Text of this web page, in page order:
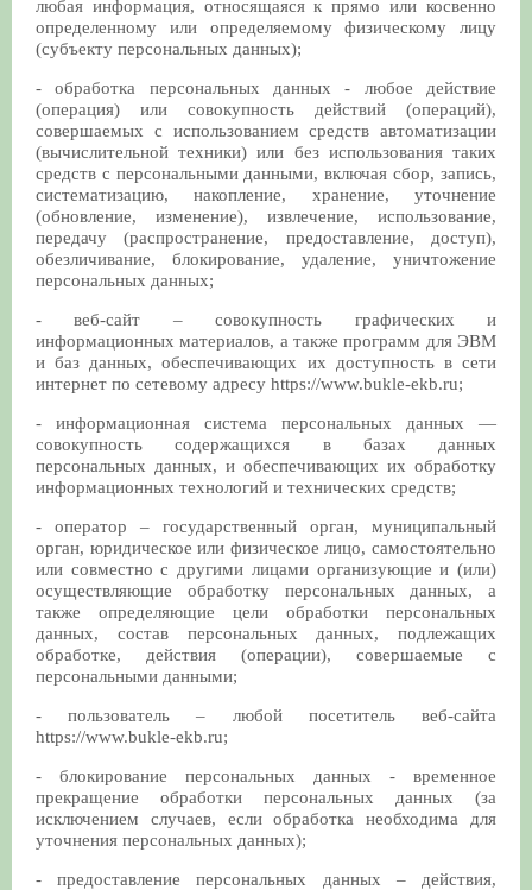
любая информация, относящаяся к прямо или косвенно
определенному или определяемому физическому лицу
(субъекту персональных данных);
- обработка персональных данных - любое действие
(операция) или совокупность действий (операций),
совершаемых с использованием средств автоматизации
(вычислительной техники) или без использования таких
средств с персональными данными, включая сбор, запись,
систематизацию, накопление, хранение, уточнение
(обновление, изменение), извлечение, использование,
передачу (распространение, предоставление, доступ),
обезличивание, блокирование, удаление, уничтожение
персональных данных;
- веб-сайт – совокупность графических и
информационных материалов, а также программ для ЭВМ
и баз данных, обеспечивающих их доступность в сети
интернет по сетевому адресу https://www.bukle-ekb.ru;
- информационная система персональных данных —
совокупность содержащихся в базах данных
персональных данных, и обеспечивающих их обработку
информационных технологий и технических средств;
- оператор – государственный орган, муниципальный
орган, юридическое или физическое лицо, самостоятельно
или совместно с другими лицами организующие и (или)
осуществляющие обработку персональных данных, а
также определяющие цели обработки персональных
данных, состав персональных данных, подлежащих
обработке, действия (операции), совершаемые с
персональными данными;
- пользователь – любой посетитель веб-сайта
https://www.bukle-ekb.ru;
- блокирование персональных данных - временное
прекращение обработки персональных данных (за
исключением случаев, если обработка необходима для
уточнения персональных данных);
- предоставление персональных данных – действия,